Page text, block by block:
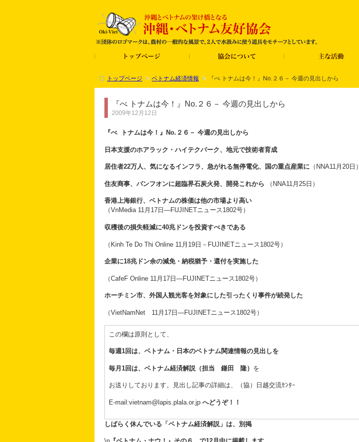
トップページ ベトナム経済情報 『べ トナムは今！』No.２６－ 今週の見出しから
『べ トナムは今！』No.２６－ 今週の見出しから
2009年12月12日
『べ トナムは今！』No.２６－ 今週の見出しから
日本支援のホアラック・ハイテクパーク、地元で技術者育成
居住者22万人、気になるインフラ、急がれる無停電化、国の重点産業に （NNA11月20日）
住友商事、バンフオンに超臨界石炭火発、開発これから （NNA11月25日）
香港上海銀行、ベトナムの株価は他の市場より高い
（VnMedia 11月17日―FUJINETニュース1802号）
収穫後の損失軽減に40兆ドンを投資すべきである
（Kinh Te Do Thi Online 11月19日－FUJINETニュース1802号）
企業に18兆ドン余の減免・納税猶予・還付を実施した
（CafeF Online 11月17日―FUJINETニュース1802号）
ホーチミン市、外国人観光客を対象にした引ったくり事件が続発した
（VietNamNet 11月17日―FUJINETニュース1802号）
この欄は原則として、
毎週1回は、ベトナム・日本のベトナム関連情報の見出しを
毎月1回は、ベトナム経済解説（担当 鎌田 隆） を
お送りしております。見出し記事の詳細は、（協）日越交流ｾﾝﾀｰ
E-mail:vietnam@lapis.plala.or.jp へどうぞ！！
しばらく休んでいる「ベトナム経済解説」は、別掲